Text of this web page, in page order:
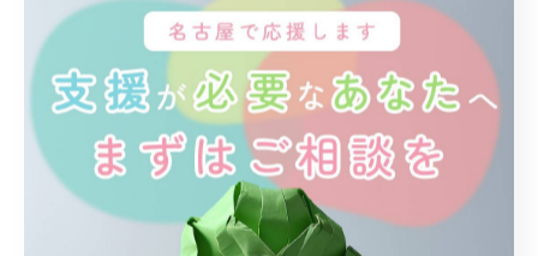
< 前のページ 一覧に戻る 次のページ >